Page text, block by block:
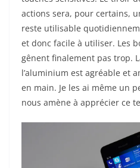
actions sera, pour certains,
reste utilisable
et donc facile à utiliser. Les
gênent finalement pas trop.
l’aluminium est agréable et
en main. Je les ai même un
nous amène à apprécier ce